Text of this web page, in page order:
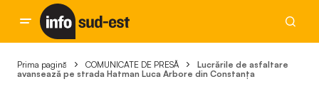
Prima pagină COMUNICATE DE PRESĂ
Lucrările de asfaltare
avansează pe strada Hatman Luca Arbore din Constanța